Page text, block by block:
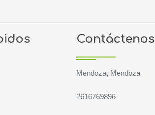
Contáctenos
Mendoza, Mendoza
2616769896